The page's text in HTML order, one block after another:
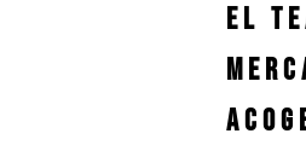
El